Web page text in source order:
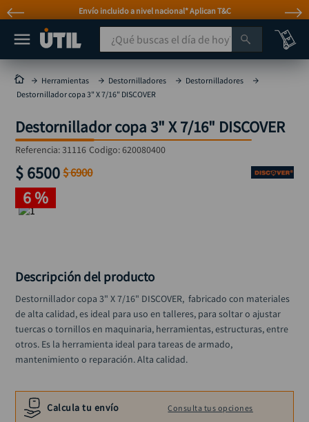
Envío incluido a nivel nacional* Aplican T&C
¿Qué buscas el día de hoy?
Herramientas Destornilladores
Destornilladores
Destornillador copa 3" X 7/16" DISCOVER
Destornillador copa 3" X 7/16" DISCOVER
Referencia:31116 Codigo:620080400
$6500 $6900
6 %
Descripción del producto
Destornillador copa 3" X 7/16" DISCOVER,  fabricado con materiales
de alta calidad, es ideal para uso en talleres, para soltar o ajustar
tuercas o tornillos en maquinaria, herramientas, estructuras, entre
otros. Es la herramienta ideal para tareas de armado,
mantenimiento o reparación. Alta calidad.
Calcula tu envío Consulta tus opciones
MÁS BUSCADOS
taladro
taladros pulidoras
compresor
llave
combo
broca
rueda
hidrolavadora